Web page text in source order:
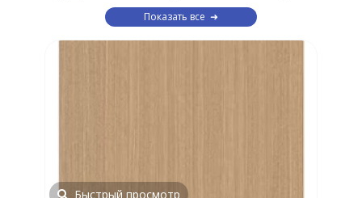
Показать все
Быстрый просмотр